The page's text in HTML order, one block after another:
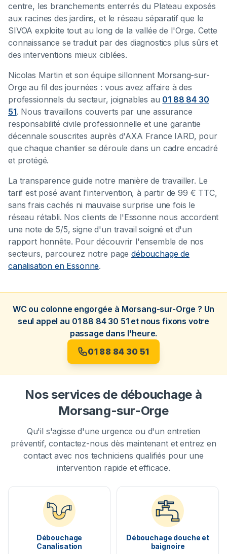
centre, les branchements enterrés du Plateau exposés
aux racines des jardins, et le réseau séparatif que le
SIVOA exploite tout au long de la vallée de l'Orge. Cette
connaissance se traduit par des diagnostics plus sûrs et
des interventions mieux ciblées.
Nicolas Martin et son équipe sillonnent Morsang-sur-
Orge au fil des journées : vous avez affaire à des
professionnels du secteur, joignables au 01 88 84 30
51. Nous travaillons couverts par une assurance
responsabilité civile professionnelle et une garantie
décennale souscrites auprès d'AXA France IARD, pour
que chaque chantier se déroule dans un cadre encadré
et protégé.
La transparence guide notre manière de travailler. Le
tarif est posé avant l'intervention, à partir de 99 € TTC,
sans frais cachés ni mauvaise surprise une fois le
réseau rétabli. Nos clients de l'Essonne nous accordent
une note de 5/5, signe d'un travail soigné et d'un
rapport honnête. Pour découvrir l'ensemble de nos
secteurs, parcourez notre pagedébouchage de
canalisation en Essonne.
WC ou colonne engorgée à Morsang-sur-Orge ? Un
seul appel au 01 88 84 30 51 et nous fixons votre
passage dans l'heure.
01 88 84 30 51
Nos services de débouchage à
Morsang-sur-Orge
Qu'il s'agisse d'une urgence ou d'un entretien
préventif, contactez-nous dès maintenant et entrez en
contact avec nos techniciens qualifiés pour une
intervention rapide et efficace.
Débouchage
Canalisation
Débouchage douche et
baignoire